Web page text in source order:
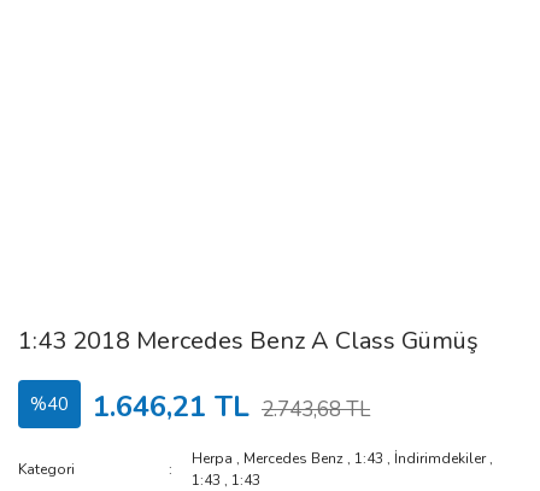
1:43 2018 Mercedes Benz A Class Gümüş
%40 1.646,21 TL 2.743,68 TL
Kategori
Herpa , Mercedes Benz , 1:43 , İndirimdekiler,
1:43 , 1:43